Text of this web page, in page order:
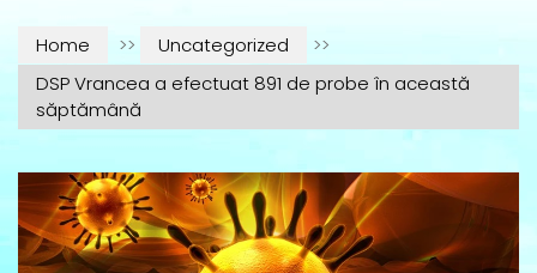
Home >> Uncategorized
>>
DSP Vrancea a efectuat 891 de probe în această
săptămână